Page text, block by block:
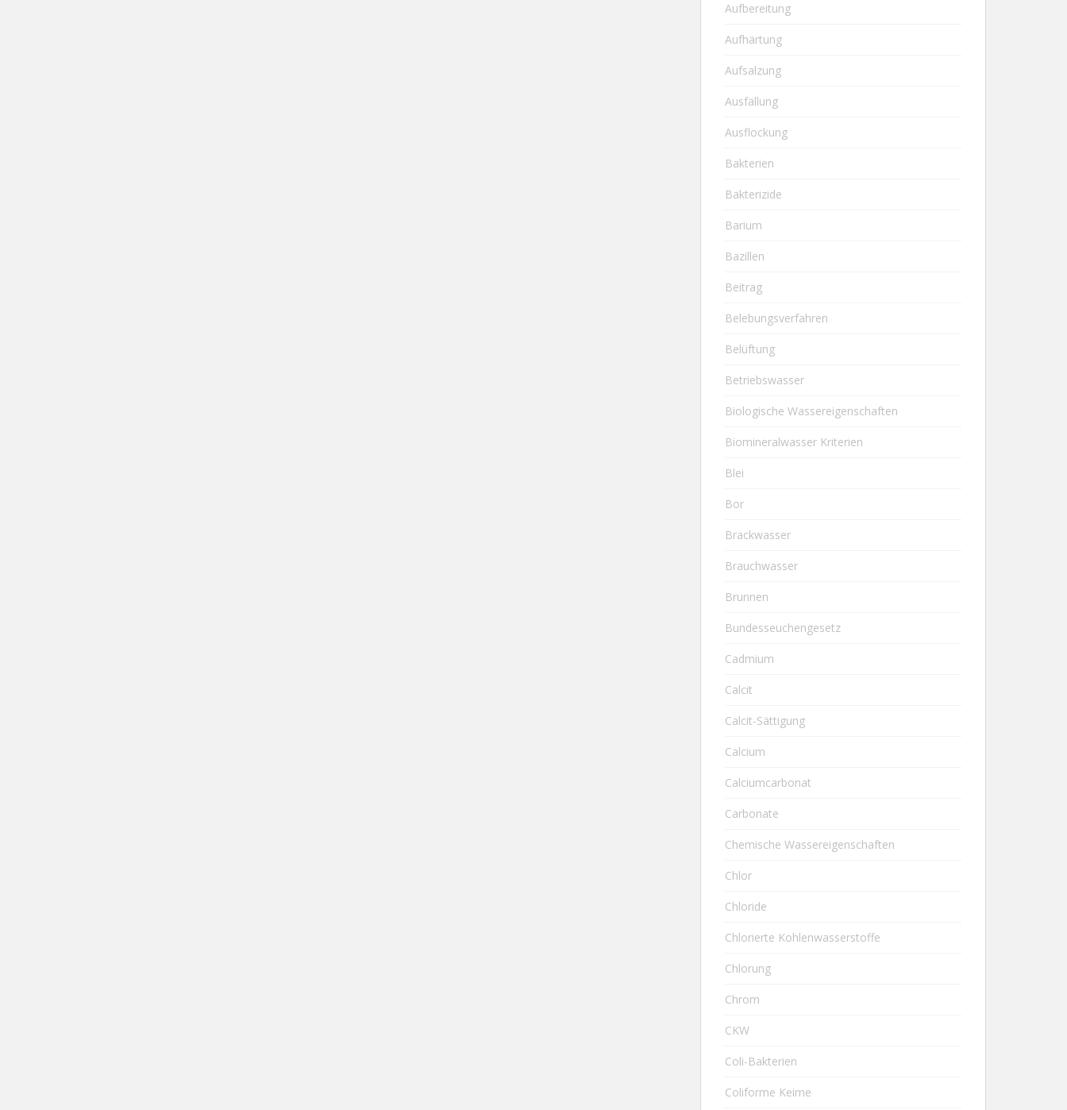
Aufbereitung
Aufhärtung
Aufsalzung
Ausfällung
Ausflockung
Bakterien
Bakterizide
Barium
Bazillen
Beitrag
Belebungsverfahren
Belüftung
Betriebswasser
Biologische Wassereigenschaften
Biomineralwasser Kriterien
Blei
Bor
Brackwasser
Brauchwasser
Brunnen
Bundesseuchengesetz
Cadmium
Calcit
Calcit-Sättigung
Calcium
Calciumcarbonat
Carbonate
Chemische Wassereigenschaften
Chlor
Chloride
Chlorierte Kohlenwasserstoffe
Chlorung
Chrom
CKW
Coli-Bakterien
Coliforme Keime